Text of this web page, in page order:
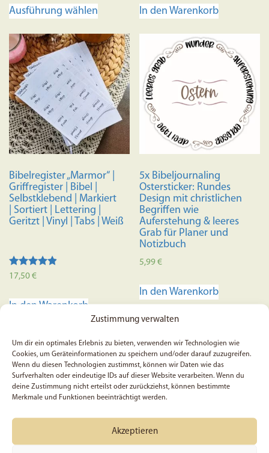
Zustimmung verwalten
Um dir ein optimales Erlebnis zu bieten, verwenden wir Technologien wie
Cookies, um Geräteinformationen zu speichern und/oder darauf zuzugreifen.
Wenn du diesen Technologien zustimmst, können wir Daten wie das
Surfverhalten oder eindeutige IDs auf dieser Website verarbeiten. Wenn du
deine Zustimmung nicht erteilst oder zurückziehst, können bestimmte
Merkmale und Funktionen beeinträchtigt werden.
Akzeptieren
Ausführung wählen
mehrere
Varianten
auf.
Die
Optionen
können
auf
der
gewählt
werden
In den Warenkorb
Bibelregister „Marmor“ |
Griffregister | Bibel |
Selbstklebend | Markiert
| Sortiert | Lettering |
Geritzt | Vinyl | Tabs | Weiß
Bewertet
von 5
17,50€
In den Warenkorb
5x Bibeljournaling
Ostersticker: Rundes
Design mit christlichen
Begriffen wie
Auferstehung & leeres
Grab für Planer und
Notizbuch
5,99€
In den Warenkorb